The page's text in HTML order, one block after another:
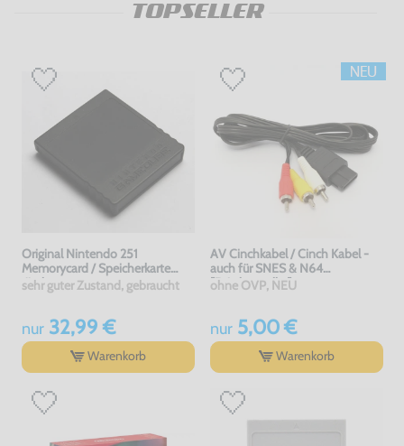
TOPSELLER
Original Nintendo 251
Memorycard / Speicherkarte
#schwarz
sehr guter Zustand, gebraucht
nur32,99 €
Warenkorb
AV Cinchkabel / Cinch Kabel -
auch für SNES & N64
[Dritthersteller]
ohne OVP, NEU
nur5,00 €
Warenkorb